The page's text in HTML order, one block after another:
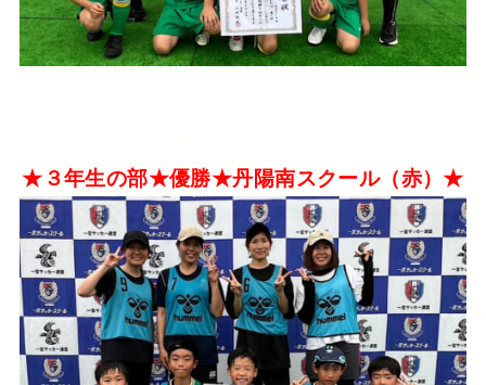
★３年生の部★優勝★丹陽南スクール（赤）★